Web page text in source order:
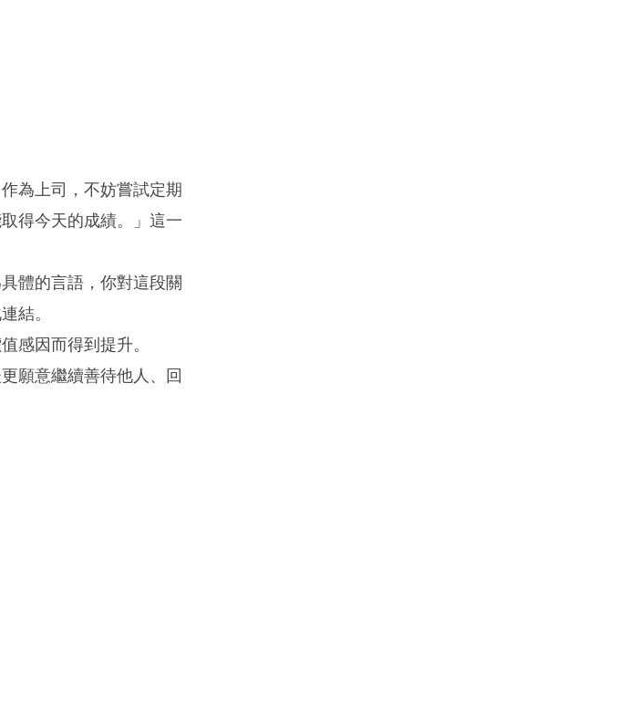
為上司，不妨嘗試定期
得今天的成績。」這一
體的言語，你對這段關
結。
感因而得到提升。
願意繼續善待他人、回